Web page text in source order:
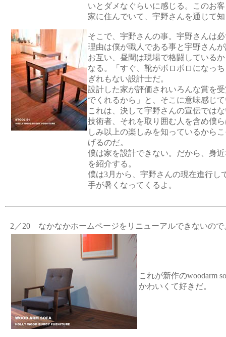
いとダメなぐらいに感じる。このお
家に住んでいて、宇野さんを通じて
そこで、宇野さんの事。宇野さんは
理由は僕が職人である事と宇野さん
お互い、昼間は現場で格闘している
なる。「すぐ、靴がボロボロになっ
ぎれもない設計士だ。
設計した家が評価されいろんな賞を
でくれるから」と、そこに意味感じ
これは、決して宇野さんの宣伝では
技術者、それを取り囲む人を含め僕
しみ以上の楽しみを知っているから
げるのだ。
僕は家を設計できない。だから、身
を紹介する。
僕は3月から、宇野さんの現在進行し
手が暑くなってくるよ。
2／20 なかなかホームページをリニューアルできないので
これが新作のwoodarm
かわいくて好きだ。